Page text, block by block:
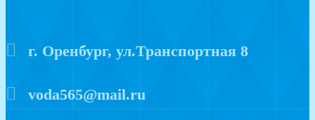
г. Оренбург, ул.Транспортная 8
voda565@mail.ru